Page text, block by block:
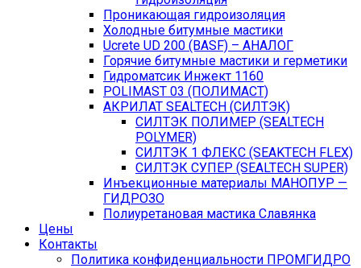
Проникающая гидроизоляция
Холодные битумные мастики
Ucrete UD 200 (BASF) – АНАЛОГ
Горячие битумные мастики и герметики
Гидроматсик Инжект 1160
POLIMAST 03 (ПОЛИМАСТ)
АКРИЛАТ SEALTECH (СИЛТЭК)
СИЛТЭК ПОЛИМЕР (SEALTECH
POLYMER)
СИЛТЭК 1 ФЛЕКС (SEAKTECH FLEX)
СИЛТЭК СУПЕР (SEALTECH SUPER)
Инъекционные материалы МАНОПУР —
ГИДРОЗО
Полиуретановая мастика Славянка
Цены
Контакты
Политика конфиденциальности ПРОМГИДРО